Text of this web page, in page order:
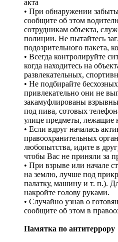
акта
• При обнаружении
сообщите об этом
сотрудникам объекта,
полиции. Не пытайтесь
подозрительного пакета,
• Всегда контролируйте
когда находитесь на
развлекательных,
• Не подбирайте
привлекательно они не
закамуфлированы
под пива, сотовых
улице предметы, лежащие
• Если вдруг началась
правоохранительных
любопытства, идите в
чтобы Вас не приняли за
• При взрыве или начале
на землю, лучше под
палатку, машину и т. п.).
накройте голову руками.
• Случайно узнав о
сообщите об этом в
Памятка по антитеррору